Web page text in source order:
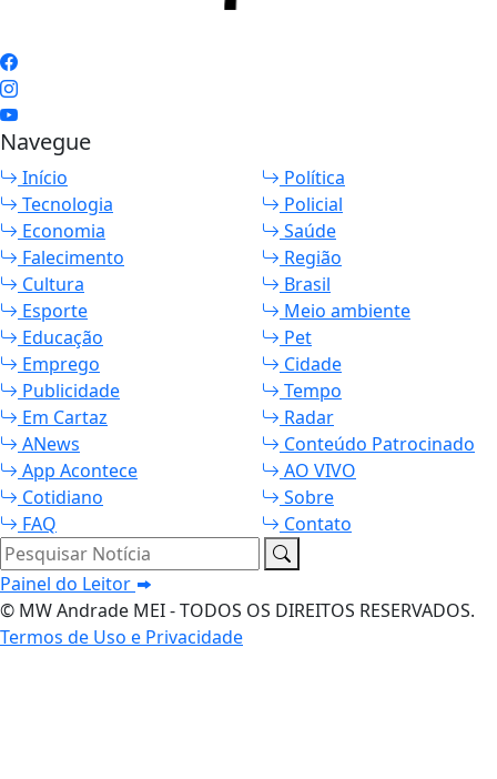
Navegue
Início
Política
Tecnologia
Policial
Economia
Saúde
Falecimento
Região
Cultura
Brasil
Esporte
Meio ambiente
Educação
Pet
Emprego
Cidade
Publicidade
Tempo
Em Cartaz
Radar
ANews
Conteúdo Patrocinado
App Acontece
AO VIVO
Cotidiano
Sobre
FAQ
Contato
Pesquisar Notícia
Painel do Leitor
© MW Andrade MEI - TODOS OS DIREITOS RESERVADOS.
Termos de Uso e Privacidade